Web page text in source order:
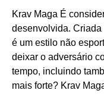
Krav Maga É
desenvolvida.
é um estilo não
deixar o adversário
tempo, incluindo
mais forte? Krav